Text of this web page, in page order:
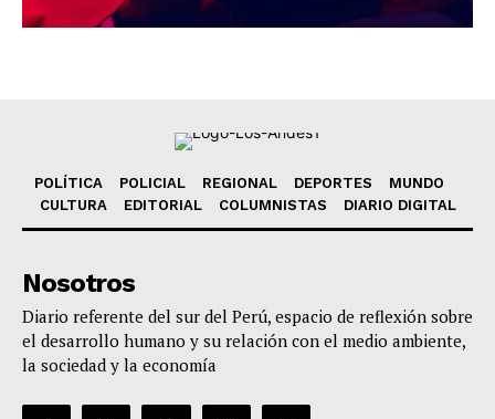
POLÍTICA POLICIAL REGIONAL DEPORTES
MUNDO
CULTURA
EDITORIAL COLUMNISTAS DIARIO DIGITAL
Nosotros
Diario referente del sur del Perú, espacio de reflexión sobre
el desarrollo humano y su relación con el medio ambiente,
la sociedad y la economía